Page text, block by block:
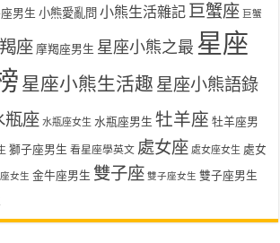
男生 小熊愛亂問 小熊生活雜記 巨蟹座 巨蟹
座 摩羯座男生 星座小熊之最 星座
星座小熊生活趣 星座小熊語錄
瓶座 水瓶座女生 水瓶座男生 牡羊座 牡羊座男
獅子座男生 看星座學英文 處女座 處女座女生 處女
女生 金牛座男生 雙子座 雙子座女生 雙子座男生